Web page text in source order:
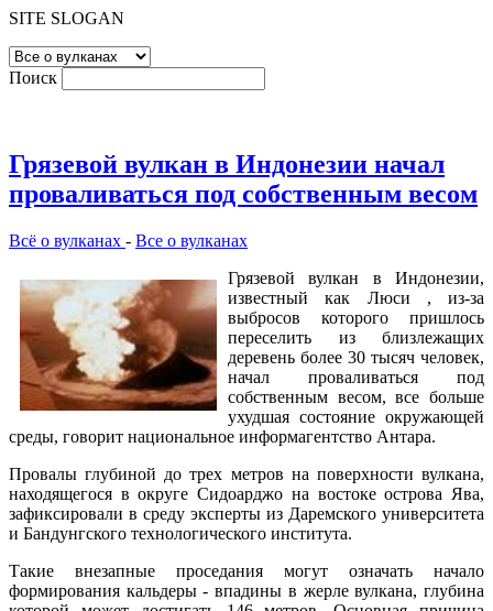
SITE SLOGAN
Поиск
Грязевой вулкан в Индонезии начал
проваливаться под собственным весом
Всё о вулканах - Все о вулканах
Грязевой вулкан в Индонезии,
известный как Люси , из-за
выбросов которого пришлось
переселить из близлежащих
деревень более 30 тысяч человек,
начал проваливаться под
собственным весом, все больше
ухудшая состояние окружающей
среды, говорит национальное информагентство Антара.
Провалы глубиной до трех метров на поверхности вулкана,
находящегося в округе Сидоарджо на востоке острова Ява,
зафиксировали в среду эксперты из Даремского университета
и Бандунгского технологического института.
Такие внезапные проседания могут означать начало
формирования кальдеры - впадины в жерле вулкана, глубина